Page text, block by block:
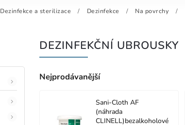
Dezinfekce a sterilizace / Dezinfekce / Na povrchy /
DEZINFEKČNÍ UBROUSKY
Nejprodávanější
Sani-Cloth AF
(náhrada
CLINELL)bezalkoholové